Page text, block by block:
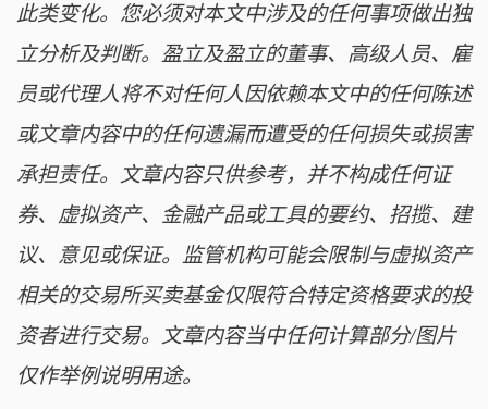
此类变化。您必须对本文中涉及的任何事项做出独
立分析及判断。盈立及盈立的董事、高级人员、雇
员或代理人将不对任何人因依赖本文中的任何陈述
或文章内容中的任何遗漏而遭受的任何损失或损害
承担责任。文章内容只供参考，并不构成任何证
券、虚拟资产、金融产品或工具的要约、招揽、建
议、意见或保证。监管机构可能会限制与虚拟资产
相关的交易所买卖基金仅限符合特定资格要求的投
资者进行交易。文章内容当中任何计算部分/图片
仅作举例说明用途。